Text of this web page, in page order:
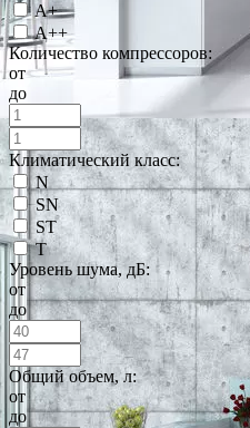
A+
A++
Количество компрессоров:
от
до
Климатический класс:
N
SN
ST
T
Уровень шума, дБ:
от
до
Общий объем, л:
от
до